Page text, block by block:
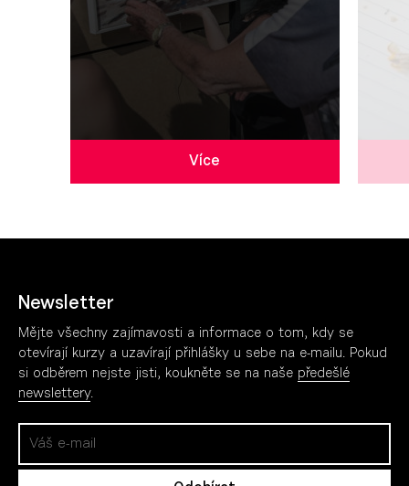
Více
Newsletter
Mějte všechny zajímavosti a informace o tom, kdy se
otevírají kurzy a uzavírají přihlášky u sebe na e-mailu. Pokud
si odběrem nejste jisti, koukněte se na naše předešlé
newslettery.